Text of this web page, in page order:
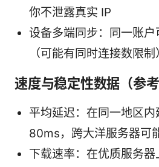
你不泄露真实 IP
设备多端同步：同一账户
（可能有同时连接数限制
速度与稳定性数据（参
平均延迟：在同一地区
80ms，跨大洋服务器可
下载速率：在优质服务